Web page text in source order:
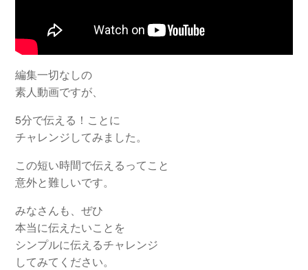
編集一切なしの
素人動画ですが、
5分で伝える！ことに
チャレンジしてみました。
この短い時間で伝えるってこと
意外と難しいです。
みなさんも、ぜひ
本当に伝えたいことを
シンプルに伝えるチャレンジ
してみてください。